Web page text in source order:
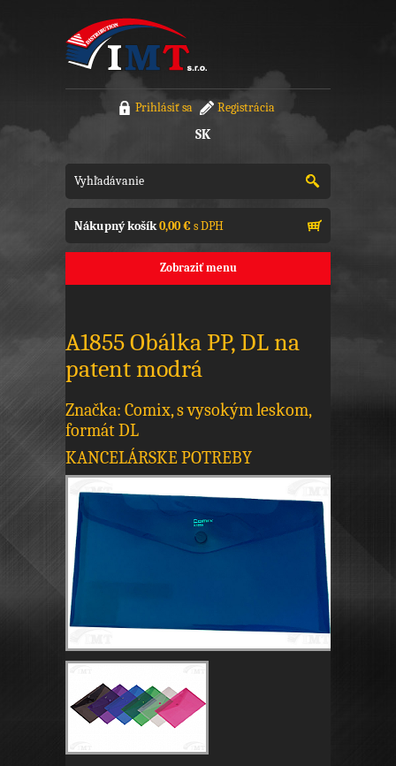
Prihlásiť sa Registrácia
SK
Nákupný košík0,00 €s DPH
Zobraziť menu
A1855 Obálka PP, DL na
patent modrá
Značka: Comix, s vysokým leskom,
formát DL
KANCELÁRSKE POTREBY